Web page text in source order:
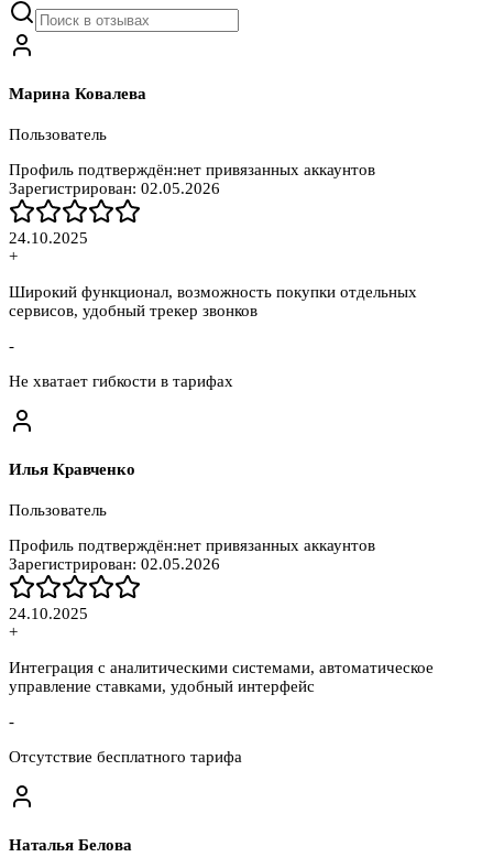
Марина Ковалева
Пользователь
Профиль подтверждён:нет привязанных аккаунтов
Зарегистрирован: 02.05.2026
24.10.2025
+
Широкий функционал, возможность покупки отдельных
сервисов, удобный трекер звонков
-
Не хватает гибкости в тарифах
Илья Кравченко
Пользователь
Профиль подтверждён:нет привязанных аккаунтов
Зарегистрирован: 02.05.2026
24.10.2025
+
Интеграция с аналитическими системами, автоматическое
управление ставками, удобный интерфейс
-
Отсутствие бесплатного тарифа
Наталья Белова